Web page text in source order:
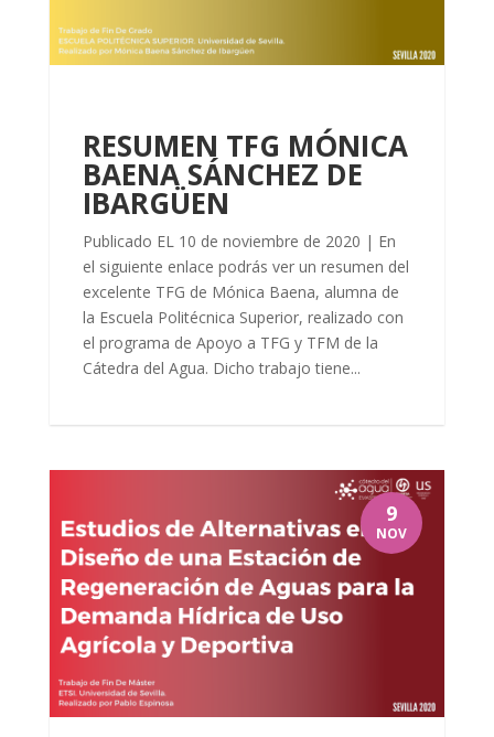
RESUMEN TFG MÓNICA
BAENA SÁNCHEZ DE
IBARGÜEN
Publicado EL 10 de noviembre de 2020 | En
el siguiente enlace podrás ver un resumen del
excelente TFG de Mónica Baena, alumna de
la Escuela Politécnica Superior, realizado con
el programa de Apoyo a TFG y TFM de la
Cátedra del Agua. Dicho trabajo tiene...
9
NOV